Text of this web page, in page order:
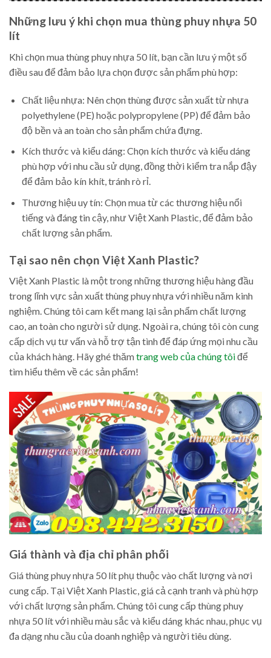
Những lưu ý khi chọn mua thùng phuy nhựa 50
lít
Khi chọn mua thùng phuy nhựa 50 lít, bạn cần lưu ý một số
điều sau để đảm bảo lựa chọn được sản phẩm phù hợp:
Chất liệu nhựa: Nên chọn thùng được sản xuất từ nhựa
polyethylene (PE) hoặc polypropylene (PP) để đảm bảo
độ bền và an toàn cho sản phẩm chứa đựng.
Kích thước và kiểu dáng: Chọn kích thước và kiểu dáng
phù hợp với nhu cầu sử dụng, đồng thời kiểm tra nắp đậy
để đảm bảo kín khít, tránh rò rỉ.
Thương hiệu uy tín: Chọn mua từ các thương hiệu nổi
tiếng và đáng tin cậy, như Việt Xanh Plastic, để đảm bảo
chất lượng sản phẩm.
Tại sao nên chọn Việt Xanh Plastic?
Việt Xanh Plastic là một trong những thương hiệu hàng đầu
trong lĩnh vực sản xuất thùng phuy nhựa với nhiều năm kinh
nghiệm. Chúng tôi cam kết mang lại sản phẩm chất lượng
cao, an toàn cho người sử dụng. Ngoài ra, chúng tôi còn cung
cấp dịch vụ tư vấn và hỗ trợ tận tình để đáp ứng mọi nhu cầu
của khách hàng. Hãy ghé thămtrang web của chúng tôiđể
tìm hiểu thêm về các sản phẩm!
Giá thành và địa chỉ phân phối
Giá thùng phuy nhựa 50 lít phụ thuộc vào chất lượng và nơi
cung cấp. Tại Việt Xanh Plastic, giá cả cạnh tranh và phù hợp
với chất lượng sản phẩm. Chúng tôi cung cấp thùng phuy
nhựa 50 lít với nhiều màu sắc và kiểu dáng khác nhau, phục vụ
đa dạng nhu cầu của doanh nghiệp và người tiêu dùng.